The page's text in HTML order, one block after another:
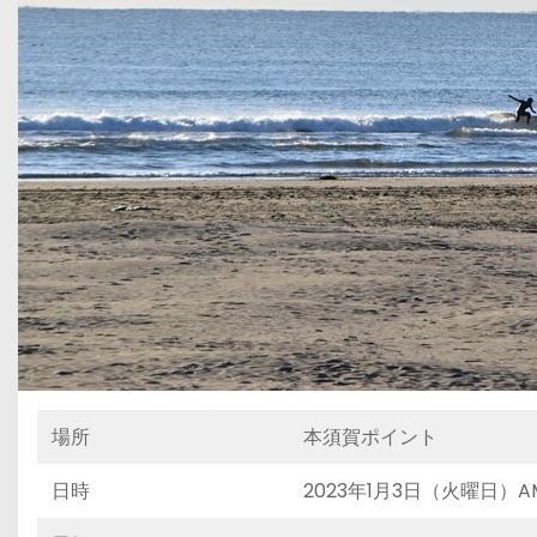
場所
本須賀ポイント
日時
2023年1月3日（火曜日）